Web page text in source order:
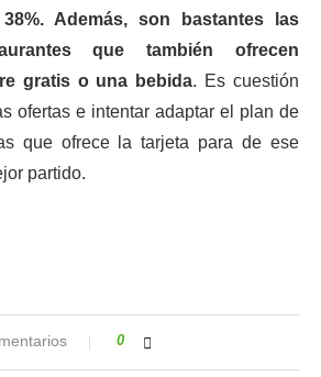
Además, son bastantes las
que también ofrecen
gratis o una bebida. Es cuestión
ofertas e intentar adaptar el plan de
que ofrece la tarjeta para de ese
partido.
0